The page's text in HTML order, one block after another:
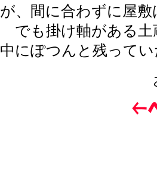
が、間に合わずに屋
でも掛け軸がある土
中にぽつんと残って